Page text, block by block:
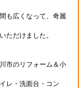
も広くなって、奇麗
ただけました。
市のリフォーム＆小
レ・洗面台・コン